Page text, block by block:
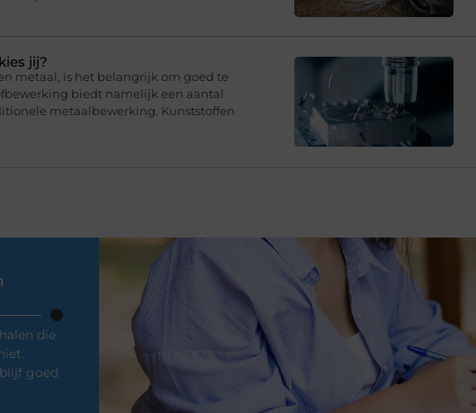
jij?
metaal, is het belangrijk om goed te
biedt namelijk een aantal
metaalbewerking. Kunststoffen
die
goed